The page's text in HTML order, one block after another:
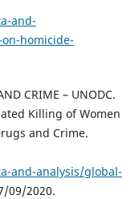
and-
homicide-
CRIME – UNODC.
Killing of Women
and Crime.
and-analysis/global-
09/2020.